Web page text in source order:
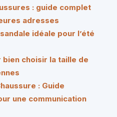
: guide complet
adresses
idéale pour l’été
choisir la taille de
: Guide
une communication